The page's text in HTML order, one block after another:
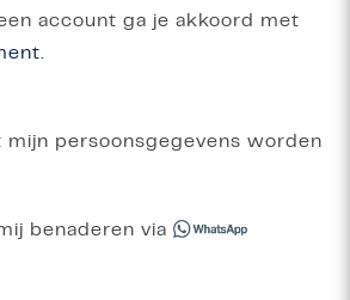
account ga je akkoord met
.
persoonsgegevens worden
benaderen via